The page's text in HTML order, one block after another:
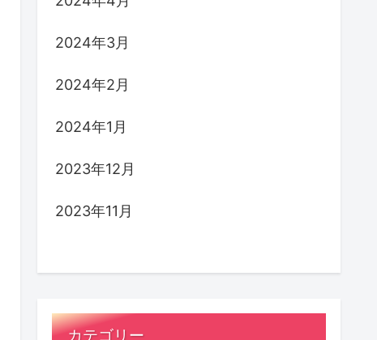
2024年3月
2024年2月
2024年1月
2023年12月
2023年11月
カテゴリー